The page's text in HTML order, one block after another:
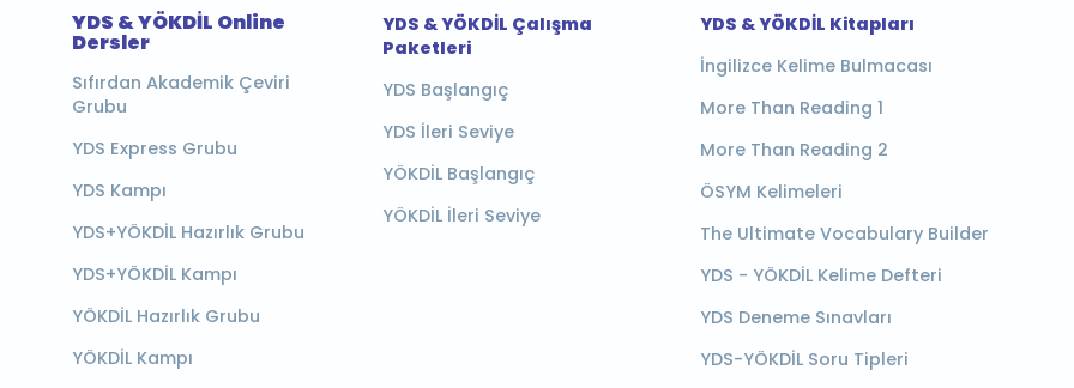
YDS & YÖKDİL Online
Dersler
Sıfırdan Akademik Çeviri
Grubu
YDS Express Grubu
YDS Kampı
YDS+YÖKDİL Hazırlık Grubu
YDS+YÖKDİL Kampı
YÖKDİL Hazırlık Grubu
YÖKDİL Kampı
YDS & YÖKDİL Çalışma
Paketleri
YDS Başlangıç
YDS İleri Seviye
YÖKDİL Başlangıç
YÖKDİL İleri Seviye
YDS & YÖKDİL Kitapları
İngilizce Kelime Bulmacası
More Than Reading 1
More Than Reading 2
ÖSYM Kelimeleri
The Ultimate Vocabulary Builder
YDS - YÖKDİL Kelime Defteri
YDS Deneme Sınavları
YDS-YÖKDİL Soru Tipleri